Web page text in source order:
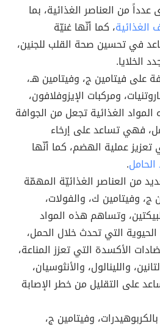
عدداً من العناصر الغذائية، بما
الغذائية، كما أنّها غنيّة
في تحسين صحة القلب للجنين،
الخلايا.
على فيتامين ج، وفيتامين هـ،
ومركبات الإيزوفلافون،
الغذائية تجعل من الجوافة
فهي تساعد على إرخاء
عملية الهضم، كما أنّها
.
من العناصر الغذائيّة المهمّة
ج، وفيتامين ك، والفولات،
وتساهم هذه المواد
التي تحدث خلال الحمل،
الأكسدة التي تعزز المناعة،
واللينالول، والأنثوسيان،
على التقليل من خطر الإصابة
وفيتامين ج،